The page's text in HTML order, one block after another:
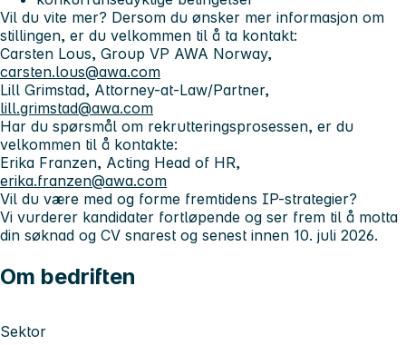
Vil du vite mer? Dersom du ønsker mer informasjon om
stillingen, er du velkommen til å ta kontakt:
Carsten Lous, Group VP AWA Norway,
carsten.lous@awa.com
Lill Grimstad, Attorney-at-Law/Partner,
lill.grimstad@awa.com
Har du spørsmål om rekrutteringsprosessen, er du
velkommen til å kontakte:
Erika Franzen, Acting Head of HR,
erika.franzen@awa.com
Vil du være med og forme fremtidens IP-strategier?
Vi vurderer kandidater fortløpende og ser frem til å motta
din søknad og CV snarest og senest innen 10. juli 2026.
Om bedriften
Sektor